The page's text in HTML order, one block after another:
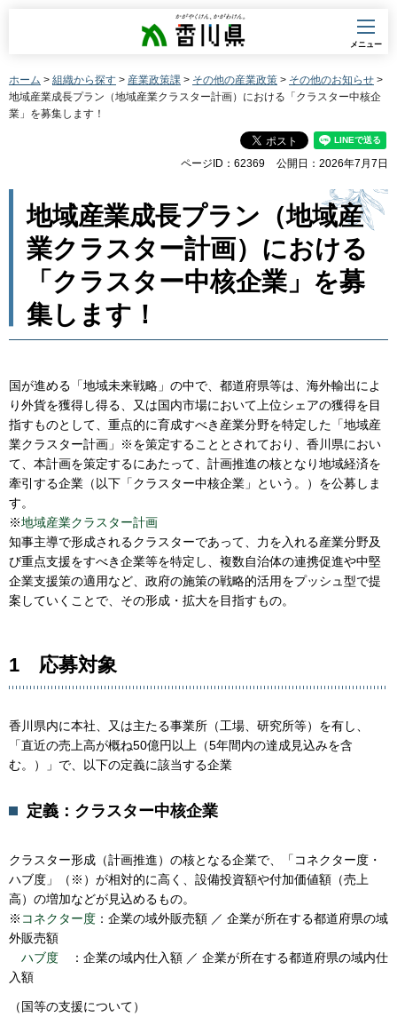
香川県
メニュー
ホーム > 組織から探す > 産業政策課 > その他の産業政策 > その他のお知らせ >
地域産業成長プラン（地域産業クラスター計画）における「クラスター中核企
業」を募集します！
ページID：62369 公開日：2026年7月7日
地域産業成長プラン（地域産
業クラスター計画）における
「クラスター中核企業」を募
集します！
国が進める「地域未来戦略」の中で、都道府県等は、海外輸出によ
り外貨を獲得し得る、又は国内市場において上位シェアの獲得を目
指すものとして、重点的に育成すべき産業分野を特定した「地域産
業クラスター計画」※を策定することとされており、香川県におい
て、本計画を策定するにあたって、計画推進の核となり地域経済を
牽引する企業（以下「クラスター中核企業」という。）を公募しま
す。
※地域産業クラスター計画
知事主導で形成されるクラスターであって、力を入れる産業分野及
び重点支援をすべき企業等を特定し、複数自治体の連携促進や中堅
企業支援策の適用など、政府の施策の戦略的活用をプッシュ型で提
案していくことで、その形成・拡大を目指すもの。
1 応募対象
香川県内に本社、又は主たる事業所（工場、研究所等）を有し、
「直近の売上高が概ね50億円以上（5年間内の達成見込みを含
む。）」で、以下の定義に該当する企業
定義：クラスター中核企業
クラスター形成（計画推進）の核となる企業で、「コネクター度・
ハブ度」（※）が相対的に高く、設備投資額や付加価値額（売上
高）の増加などが見込めるもの。
※ コネクター度 ：企業の域外販売額 ／ 企業が所在する都道府県の域
外販売額
ハブ度 ：企業の域内仕入額 ／ 企業が所在する都道府県の域内仕
入額
（国等の支援について）